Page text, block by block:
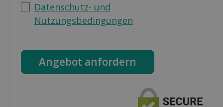
Datenschutz- und
Nutzungsbedingungen
Angebot anfordern